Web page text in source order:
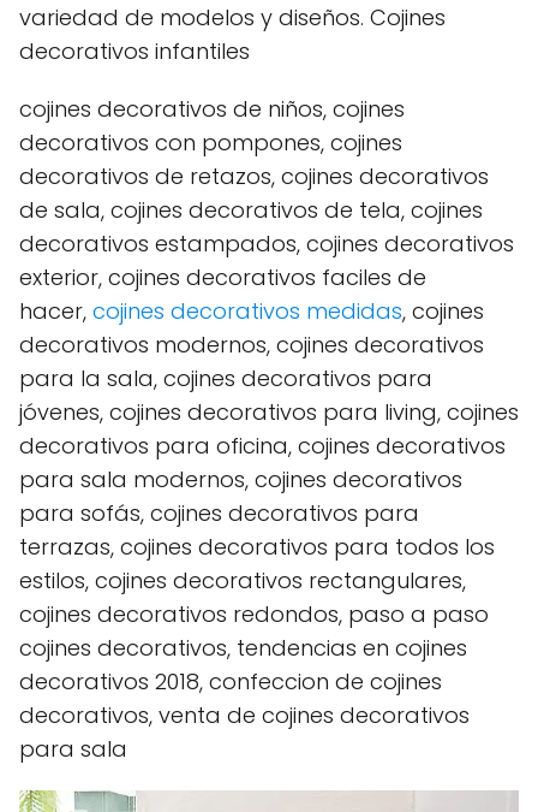
variedad de modelos y diseños. Cojines
decorativos infantiles
cojines decorativos de niños, cojines
decorativos con pompones, cojines
decorativos de retazos, cojines decorativos
de sala, cojines decorativos de tela, cojines
decorativos estampados, cojines decorativos
exterior, cojines decorativos faciles de
hacer, cojines decorativos medidas, cojines
decorativos modernos, cojines decorativos
para la sala, cojines decorativos para
jóvenes, cojines decorativos para living, cojines
decorativos para oficina, cojines decorativos
para sala modernos, cojines decorativos
para sofás, cojines decorativos para
terrazas, cojines decorativos para todos los
estilos, cojines decorativos rectangulares,
cojines decorativos redondos, paso a paso
cojines decorativos, tendencias en cojines
decorativos 2018, confeccion de cojines
decorativos, venta de cojines decorativos
para sala